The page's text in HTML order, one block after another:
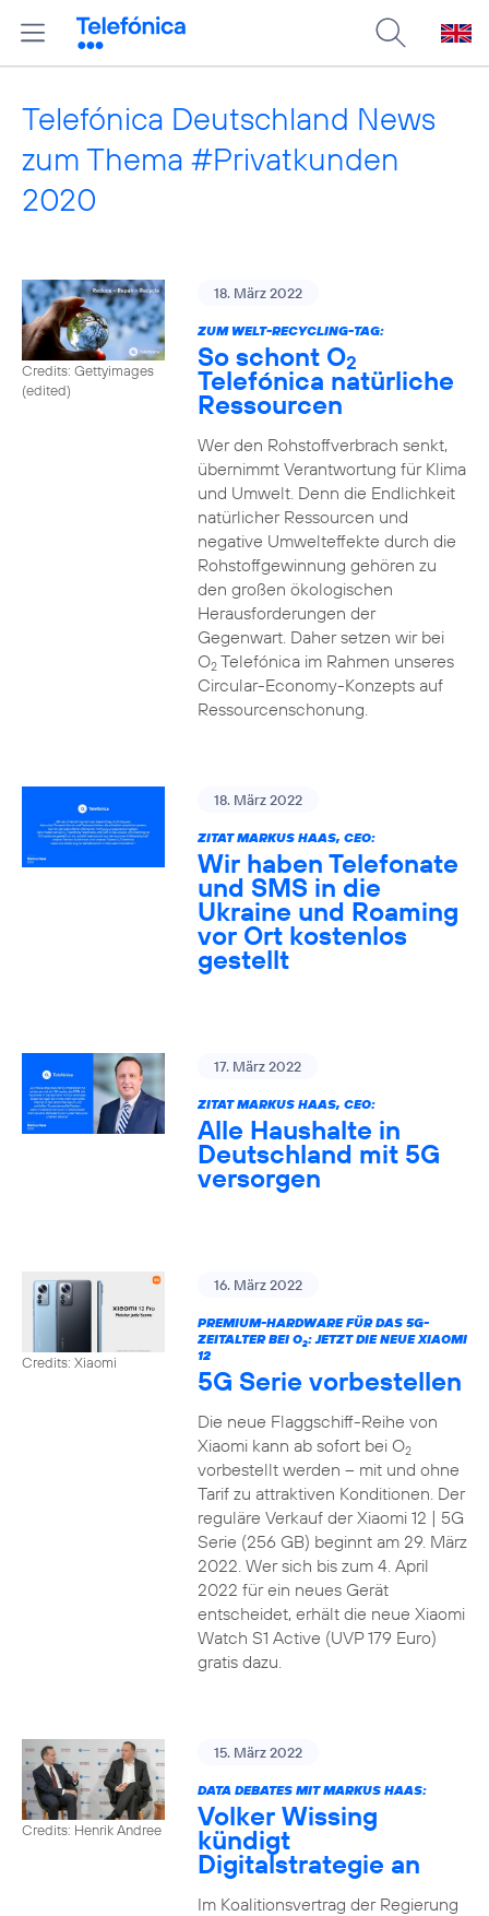
Telefónica Deutschland News
zum Thema #Privatkunden
2020
Credits: Gettyimages
(edited)
18. März 2022
ZUM WELT-RECYCLING-TAG:
So schont O2
Telefónica natürliche
Ressourcen
Wer den Rohstoffverbrach senkt,
übernimmt Verantwortung für Klima
und Umwelt. Denn die Endlichkeit
natürlicher Ressourcen und
negative Umwelteffekte durch die
Rohstoffgewinnung gehören zu
den großen ökologischen
Herausforderungen der
Gegenwart. Daher setzen wir bei
O2Telefónica im Rahmen unseres
Circular-Economy-Konzepts auf
Ressourcenschonung.
18. März 2022
ZITAT MARKUS HAAS, CEO:
Wir haben Telefonate
und SMS in die
Ukraine und Roaming
vor Ort kostenlos
gestellt
17. März 2022
ZITAT MARKUS HAAS, CEO:
Alle Haushalte in
Deutschland mit 5G
versorgen
Credits: Xiaomi
16. März 2022
PREMIUM-HARDWARE FÜR DAS 5G-
ZEITALTER BEI O2: JETZT DIE NEUE XIAOMI
12
5G Serie vorbestellen
Die neue Flaggschiff-Reihe von
Xiaomi kann ab sofort bei O2
vorbestellt werden – mit und ohne
Tarif zu attraktiven Konditionen. Der
reguläre Verkauf der Xiaomi 12 | 5G
Serie (256 GB) beginnt am 29. März
2022. Wer sich bis zum 4. April
2022 für ein neues Gerät
entscheidet, erhält die neue Xiaomi
Watch S1 Active (UVP 179 Euro)
gratis dazu.
Credits: Henrik Andree
15. März 2022
DATA DEBATES MIT MARKUS HAAS:
Volker Wissing
kündigt
Digitalstrategie an
Im Koalitionsvertrag der Regierung